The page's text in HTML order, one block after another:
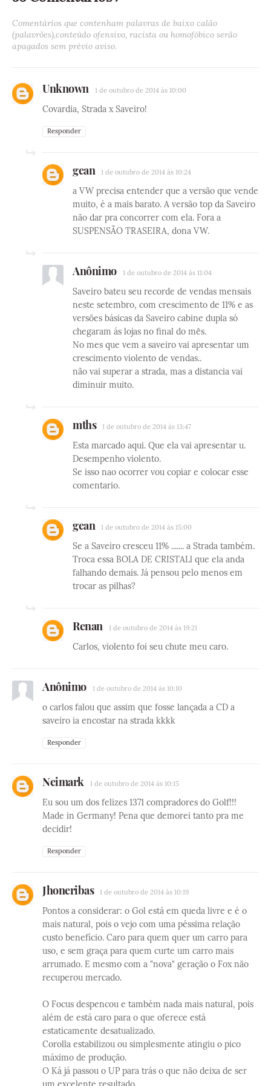
Comentários que contenham palavras de baixo calão
(palavrões),conteúdo ofensivo, racista ou homofóbico serão
apagados sem prévio aviso.
Unknown 1 de outubro de 2014 às 10:00
Covardia, Strada x Saveiro!
Responder
gean 1 de outubro de 2014 às 10:24
a VW precisa entender que a versão que vende
muito, é a mais barato. A versão top da Saveiro
não dar pra concorrer com ela. Fora a
SUSPENSÃO TRASEIRA, dona VW.
Anônimo 1 de outubro de 2014 às 11:04
Saveiro bateu seu recorde de vendas mensais
neste setembro, com crescimento de 11% e as
versões básicas da Saveiro cabine dupla só
chegaram ás lojas no final do mês.
No mes que vem a saveiro vai apresentar um
crescimento violento de vendas..
não vai superar a strada, mas a distancia vai
diminuir muito.
mths 1 de outubro de 2014 às 13:47
Esta marcado aqui. Que ela vai apresentar u.
Desempenho violento.
Se isso nao ocorrer vou copiar e colocar esse
comentario.
gean 1 de outubro de 2014 às 15:00
Se a Saveiro cresceu 11% ....... a Strada também.
Troca essa BOLA DE CRISTALl que ela anda
falhando demais. Já pensou pelo menos em
trocar as pilhas?
Renan 1 de outubro de 2014 às 19:21
Carlos, violento foi seu chute meu caro.
Anônimo 1 de outubro de 2014 às 10:10
o carlos falou que assim que fosse lançada a CD a
saveiro ia encostar na strada kkkk
Responder
Neimark 1 de outubro de 2014 às 10:15
Eu sou um dos felizes 1371 compradores do Golf!!!
Made in Germany! Pena que demorei tanto pra me
decidir!
Responder
Jhoneribas 1 de outubro de 2014 às 10:19
Pontos a considerar: o Gol está em queda livre e é o
mais natural, pois o vejo com uma péssima relação
custo benefício. Caro para quem quer um carro para
uso, e sem graça para quem curte um carro mais
arrumado. E mesmo com a "nova" geração o Fox não
recuperou mercado.
O Focus despencou e também nada mais natural, pois
além de está caro para o que oferece está
estaticamente desatualizado.
Corolla estabilizou ou simplesmente atingiu o pico
máximo de produção.
O Ká já passou o UP para trás o que não deixa de ser